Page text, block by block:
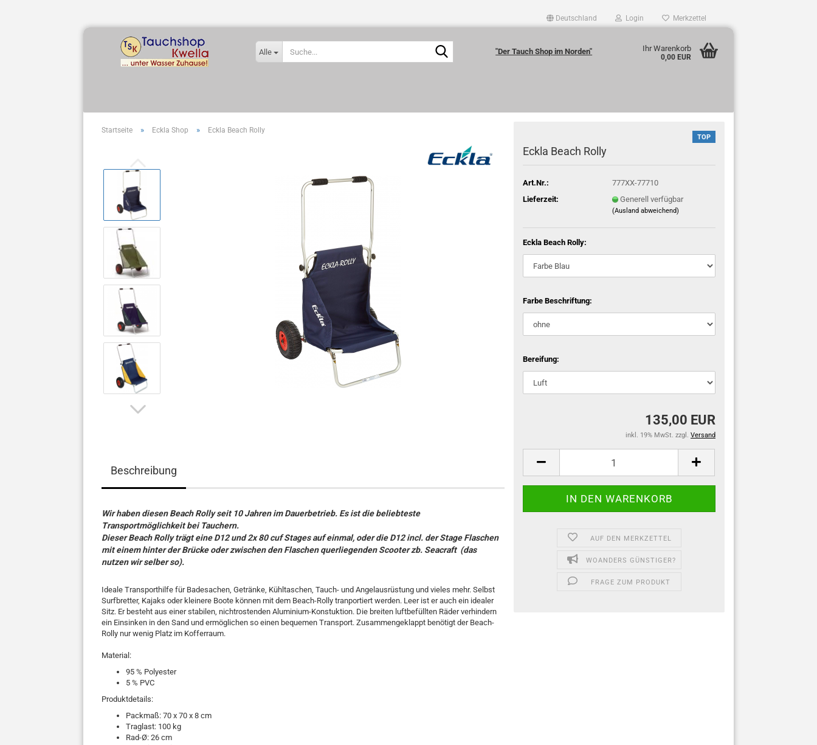
Deutschland Login Merkzettel
Alle "Der Tauch Shop im Norden" Ihr Warenkorb
0,00 EUR
Startseite » Eckla Shop » Eckla Beach Rolly
TOP
Eckla Beach Rolly
Art.Nr.:
777XX-77710
Lieferzeit:
Generell verfügbar
(Ausland abweichend)
Eckla Beach Rolly:
Farbe Beschriftung:
Bereifung:
135,00 EUR
inkl. 19% MwSt. zzgl. Versand
AUF DEN MERKZETTEL
WOANDERS GÜNSTIGER?
FRAGE ZUM PRODUKT
Beschreibung
Wir haben diesen Beach Rolly seit 10 Jahren im Dauerbetrieb. Es ist die beliebteste
Transportmöglichkeit bei Tauchern.
Dieser Beach Rolly trägt eine D12 und 2x 80 cuf Stages auf einmal, oder die D12 incl. der Stage Flaschen
mit einem hinter der Brücke oder zwischen den Flaschen querliegenden Scooter zb. Seacraft (das
nutzen wir selber so).
Ideale Transporthilfe für Badesachen, Getränke, Kühltaschen, Tauch- und Angelausrüstung und vieles mehr. Selbst
Surfbretter, Kajaks oder kleinere Boote können mit dem Beach-Rolly tranportiert werden. Leer ist er auch ein idealer
Sitz. Er besteht aus einer stabilen, nichtrostenden Aluminium-Konstuktion. Die breiten luftbefüllten Räder verhindern
ein Einsinken in den Sand und ermöglichen so einen bequemen Transport. Zusammengeklappt benötigt der Beach-
Rolly nur wenig Platz im Kofferraum.
Material:
95 % Polyester
5 % PVC
Produktdetails:
Packmaß: 70 x 70 x 8 cm
Traglast: 100 kg
Rad-Ø: 26 cm